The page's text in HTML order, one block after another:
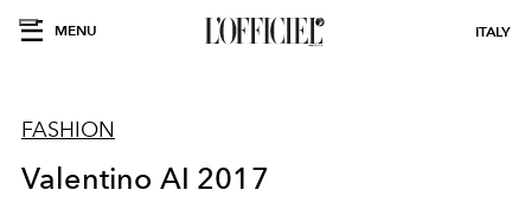
MENU ITALY
FASHION
Valentino AI 2017